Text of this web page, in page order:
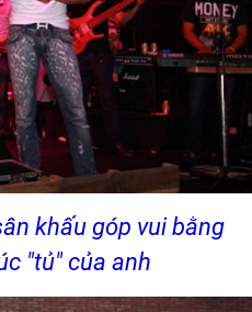
khấu góp vui bằng
"tủ" của anh